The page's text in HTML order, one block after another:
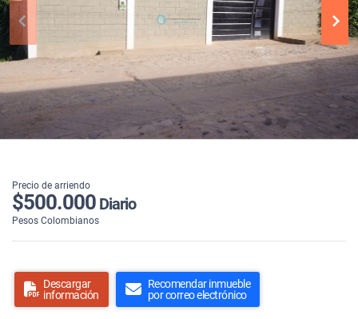
Precio de arriendo
$500.000 Diario
Pesos Colombianos
Descargar
información
Recomendar inmueble
por correo electrónico